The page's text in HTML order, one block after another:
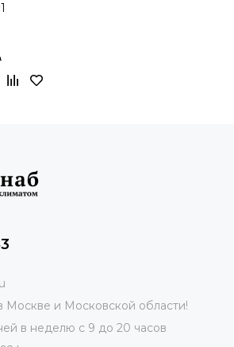
Москве и Московской области!
в неделю с 9 до 20 часов